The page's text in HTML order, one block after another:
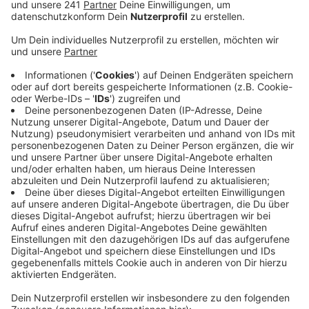
Trotzdem hat es am Abend in Waldbröl einen
größeren – vermutlich wetterbedingten Einsatz
gegeben.
Anzeige
In Waldbröl-Geinigen hat der Keller eines Einfamilien-
Hauses gebrannt. Die Ursache dafür war vermutlich ein
Blitzeinschlag, sagt die Feuerwehr. Der Alarm war
gegen 22 Uhr eingegangen, neben Kräften aus
Waldbröl sind auch Einheiten aus Thierseifen und
Morsbach-Lichtenberg ausgerückt. Insgesamt waren
rund 50 Einsatzkräfte vor Ort und die hatten auch gut
zu tun, sagt die Leitstelle. Verletzte hat es durch das
Feuer nicht gegeben. Nach guten anderthalb Stunden
war der Brand gelöscht und die Feuerwehr konnte